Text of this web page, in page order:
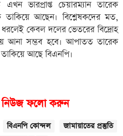
ভারপ্রাপ্ত চেয়ারম্যান তারেক
তাকিয়ে আছেন। বিশ্লেষকদের মত,
ধরলেই কেবল দলের ভেতরের বিদ্রোহ
আনা সম্ভব হবে। আপাতত তারেক
তাকিয়ে আছে বিএনপি।
ফলো করুন
বিএনপি কোন্দল
জামায়াতের প্রস্তুতি